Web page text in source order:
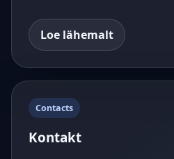
Loe lähemalt
Contacts
Kontakt